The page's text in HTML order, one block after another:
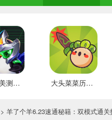
云顶棋美测服 最新版 大头菜菜历险记 好玩的
> 羊了个羊6.23速通秘籍：双模式通